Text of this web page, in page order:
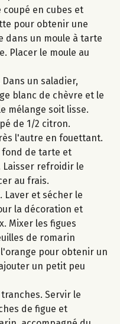
en cubes et
pour obtenir une
dans un moule à tarte
Placer le moule au
un saladier,
blanc de chèvre et le
mélange soit lisse.
de 1/2 citron.
l'autre en fouettant.
fond de tarte et
Laisser refroidir le
au frais.
Laver et sécher le
la décoration et
Mixer les figues
de romarin
pour obtenir un
un petit peu
Servir le
de figue et